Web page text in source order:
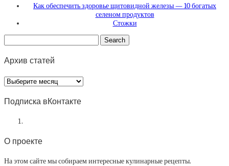
Как обеспечить здоровье щитовидной железы — 10 богатых
селеном продуктов
Стожки
Архив статей
Архив
статей
Подписка вКонтакте
О проекте
На этом сайте мы собираем интересные кулинарные рецепты.